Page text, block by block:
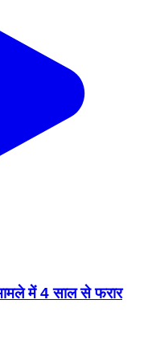
में 4 साल से फरार